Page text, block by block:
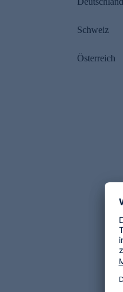
Schweiz
Österreich